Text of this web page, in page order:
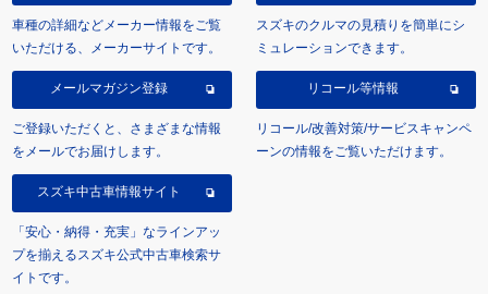
車種の詳細などメーカー情報をご覧
いただける、メーカーサイトです。
スズキのクルマの見積りを簡単にシ
ミュレーションできます。
メールマガジン登録
ご登録いただくと、さまざまな情報
をメールでお届けします。
リコール等情報
リコール/改善対策/サービスキャンペ
ーンの情報をご覧いただけます。
スズキ中古車情報サイト
「安心・納得・充実」なラインアッ
プを揃えるスズキ公式中古車検索サ
イトです。